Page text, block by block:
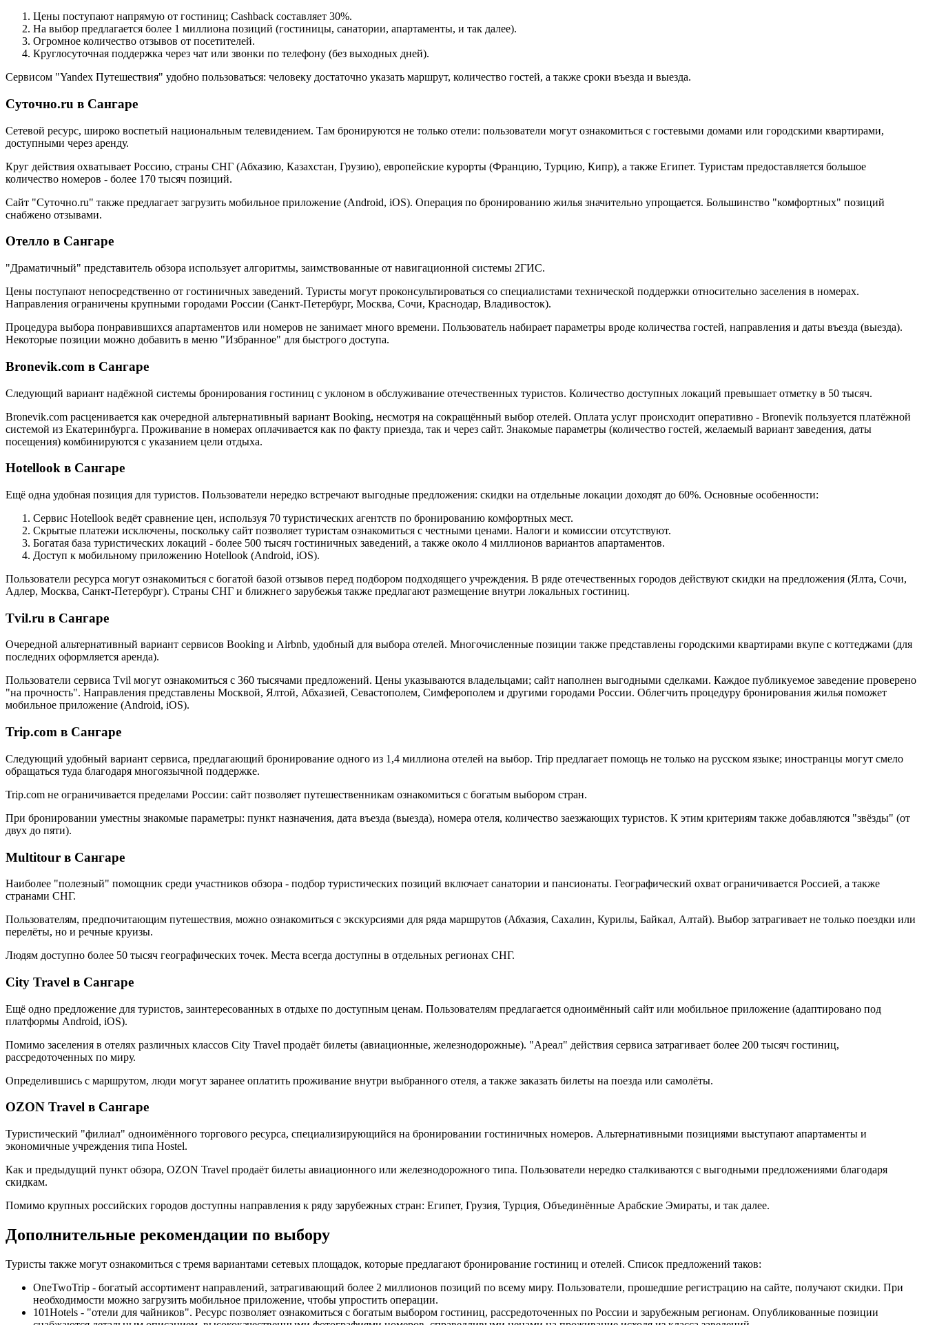
Цены поступают напрямую от гостиниц; Cashback составляет 30%.
На выбор предлагается более 1 миллиона позиций (гостиницы, санатории, апартаменты, и так далее).
Огромное количество отзывов от посетителей.
Круглосуточная поддержка через чат или звонки по телефону (без выходных дней).
Сервисом "Yandex Путешествия" удобно пользоваться: человеку достаточно указать маршрут, количество гостей, а также сроки въезда и выезда.
Суточно.ru в Сангаре
Сетевой ресурс, широко воспетый национальным телевидением. Там бронируются не только отели: пользователи могут ознакомиться с гостевыми домами или городскими квартирами,
доступными через аренду.
Круг действия охватывает Россию, страны СНГ (Абхазию, Казахстан, Грузию), европейские курорты (Францию, Турцию, Кипр), а также Египет. Туристам предоставляется большое
количество номеров - более 170 тысяч позиций.
Сайт "Суточно.ru" также предлагает загрузить мобильное приложение (Android, iOS). Операция по бронированию жилья значительно упрощается. Большинство "комфортных" позиций
снабжено отзывами.
Отелло в Сангаре
"Драматичный" представитель обзора использует алгоритмы, заимствованные от навигационной системы 2ГИС.
Цены поступают непосредственно от гостиничных заведений. Туристы могут проконсультироваться со специалистами технической поддержки относительно заселения в номерах.
Направления ограничены крупными городами России (Санкт-Петербург, Москва, Сочи, Краснодар, Владивосток).
Процедура выбора понравившихся апартаментов или номеров не занимает много времени. Пользователь набирает параметры вроде количества гостей, направления и даты въезда (выезда).
Некоторые позиции можно добавить в меню "Избранное" для быстрого доступа.
Bronevik.com в Сангаре
Следующий вариант надёжной системы бронирования гостиниц с уклоном в обслуживание отечественных туристов. Количество доступных локаций превышает отметку в 50 тысяч.
Bronevik.com расценивается как очередной альтернативный вариант Booking, несмотря на сокращённый выбор отелей. Оплата услуг происходит оперативно - Bronevik пользуется платёжной
системой из Екатеринбурга. Проживание в номерах оплачивается как по факту приезда, так и через сайт. Знакомые параметры (количество гостей, желаемый вариант заведения, даты
посещения) комбинируются с указанием цели отдыха.
Hotellook в Сангаре
Ещё одна удобная позиция для туристов. Пользователи нередко встречают выгодные предложения: скидки на отдельные локации доходят до 60%. Основные особенности:
Сервис Hotellook ведёт сравнение цен, используя 70 туристических агентств по бронированию комфортных мест.
Скрытые платежи исключены, поскольку сайт позволяет туристам ознакомиться с честными ценами. Налоги и комиссии отсутствуют.
Богатая база туристических локаций - более 500 тысяч гостиничных заведений, а также около 4 миллионов вариантов апартаментов.
Доступ к мобильному приложению Hotellook (Android, iOS).
Пользователи ресурса могут ознакомиться с богатой базой отзывов перед подбором подходящего учреждения. В ряде отечественных городов действуют скидки на предложения (Ялта, Сочи,
Адлер, Москва, Санкт-Петербург). Страны СНГ и ближнего зарубежья также предлагают размещение внутри локальных гостиниц.
Tvil.ru в Сангаре
Очередной альтернативный вариант сервисов Booking и Airbnb, удобный для выбора отелей. Многочисленные позиции также представлены городскими квартирами вкупе с коттеджами (для
последних оформляется аренда).
Пользователи сервиса Tvil могут ознакомиться с 360 тысячами предложений. Цены указываются владельцами; сайт наполнен выгодными сделками. Каждое публикуемое заведение проверено
"на прочность". Направления представлены Москвой, Ялтой, Абхазией, Севастополем, Симферополем и другими городами России. Облегчить процедуру бронирования жилья поможет
мобильное приложение (Android, iOS).
Trip.com в Сангаре
Следующий удобный вариант сервиса, предлагающий бронирование одного из 1,4 миллиона отелей на выбор. Trip предлагает помощь не только на русском языке; иностранцы могут смело
обращаться туда благодаря многоязычной поддержке.
Trip.com не ограничивается пределами России: сайт позволяет путешественникам ознакомиться с богатым выбором стран.
При бронировании уместны знакомые параметры: пункт назначения, дата въезда (выезда), номера отеля, количество заезжающих туристов. К этим критериям также добавляются "звёзды" (от
двух до пяти).
Multitour в Сангаре
Наиболее "полезный" помощник среди участников обзора - подбор туристических позиций включает санатории и пансионаты. Географический охват ограничивается Россией, а также
странами СНГ.
Пользователям, предпочитающим путешествия, можно ознакомиться с экскурсиями для ряда маршрутов (Абхазия, Сахалин, Курилы, Байкал, Алтай). Выбор затрагивает не только поездки или
перелёты, но и речные круизы.
Людям доступно более 50 тысяч географических точек. Места всегда доступны в отдельных регионах СНГ.
City Travel в Сангаре
Ещё одно предложение для туристов, заинтересованных в отдыхе по доступным ценам. Пользователям предлагается одноимённый сайт или мобильное приложение (адаптировано под
платформы Android, iOS).
Помимо заселения в отелях различных классов City Travel продаёт билеты (авиационные, железнодорожные). "Ареал" действия сервиса затрагивает более 200 тысяч гостиниц,
рассредоточенных по миру.
Определившись с маршрутом, люди могут заранее оплатить проживание внутри выбранного отеля, а также заказать билеты на поезда или самолёты.
OZON Travel в Сангаре
Туристический "филиал" одноимённого торгового ресурса, специализирующийся на бронировании гостиничных номеров. Альтернативными позициями выступают апартаменты и
экономичные учреждения типа Hostel.
Как и предыдущий пункт обзора, OZON Travel продаёт билеты авиационного или железнодорожного типа. Пользователи нередко сталкиваются с выгодными предложениями благодаря
скидкам.
Помимо крупных российских городов доступны направления к ряду зарубежных стран: Египет, Грузия, Турция, Объединённые Арабские Эмираты, и так далее.
Дополнительные рекомендации по выбору
Туристы также могут ознакомиться с тремя вариантами сетевых площадок, которые предлагают бронирование гостиниц и отелей. Список предложений таков:
OneTwoTrip - богатый ассортимент направлений, затрагивающий более 2 миллионов позиций по всему миру. Пользователи, прошедшие регистрацию на сайте, получают скидки. При
необходимости можно загрузить мобильное приложение, чтобы упростить операции.
101Hotels - "отели для чайников". Ресурс позволяет ознакомиться с богатым выбором гостиниц, рассредоточенных по России и зарубежным регионам. Опубликованные позиции